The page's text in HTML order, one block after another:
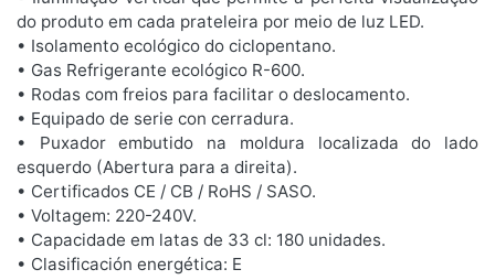
do produto em cada prateleira por meio de luz LED.
• Isolamento ecológico do ciclopentano.
• Gas Refrigerante ecológico R-600.
• Rodas com freios para facilitar o deslocamento.
• Equipado de serie con cerradura.
• Puxador embutido na moldura localizada do lado
esquerdo (Abertura para a direita).
• Certificados CE / CB / RoHS / SASO.
• Voltagem: 220-240V.
• Capacidade em latas de 33 cl: 180 unidades.
• Clasificación energética: E